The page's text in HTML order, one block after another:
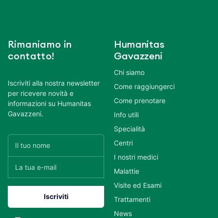
Rimaniamo in
contatto!
Iscriviti alla nostra newsletter
per ricevere novità e
informazioni su Humanitas
Gavazzeni.
Humanitas
Gavazzeni
Chi siamo
Come raggiungerci
Come prenotare
Info utili
Specialità
Centri
I nostri medici
Malattie
Visite ed Esami
Trattamenti
News